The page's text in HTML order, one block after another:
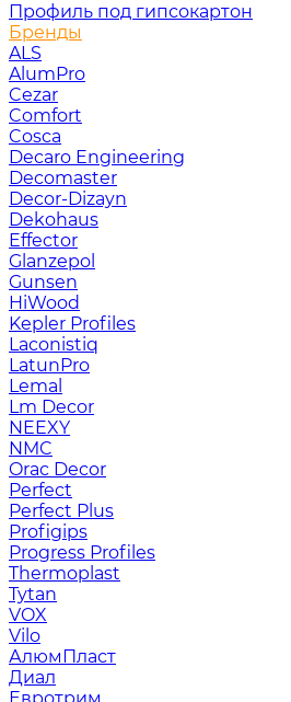
Профиль под гипсокартон
Бренды
ALS
AlumPro
Cezar
Comfort
Cosca
Decaro Engineering
Decomaster
Decor-Dizayn
Dekohaus
Effector
Glanzepol
Gunsen
HiWood
Kepler Profiles
Laconistiq
LatunPro
Lemal
Lm Decor
NEEXY
NMC
Orac Decor
Perfect
Perfect Plus
Profigips
Progress Profiles
Thermoplast
Tytan
VOX
Vilo
АлюмПласт
Диал